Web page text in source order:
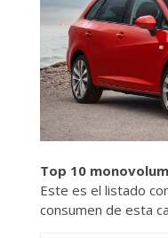
Top 10
Este es el listado
consumen de esta